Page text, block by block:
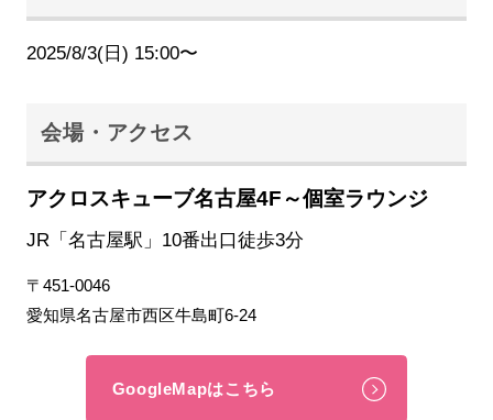
2025/8/3(日) 15:00〜
会場・アクセス
アクロスキューブ名古屋4F～個室ラウンジ
JR「名古屋駅」10番出口徒歩3分
〒451-0046
愛知県名古屋市西区牛島町6-24
GoogleMapはこちら